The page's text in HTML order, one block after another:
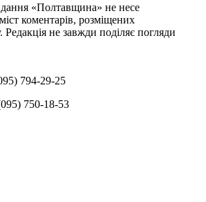
«Полтавщина» не несе
коментарів, розміщених
Редакція не завжди поділяє погляди
794-29-25
750-18-53